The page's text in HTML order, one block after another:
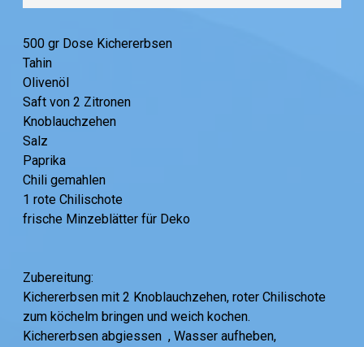
500 gr Dose Kichererbsen
Tahin
Olivenöl
Saft von 2 Zitronen
Knoblauchzehen
Salz
Paprika
Chili gemahlen
1 rote Chilischote
frische Minzeblätter für Deko
Zubereitung:
Kichererbsen mit 2 Knoblauchzehen, roter Chilischote
zum köchelm bringen und weich kochen.
Kichererbsen abgiessen , Wasser aufheben,